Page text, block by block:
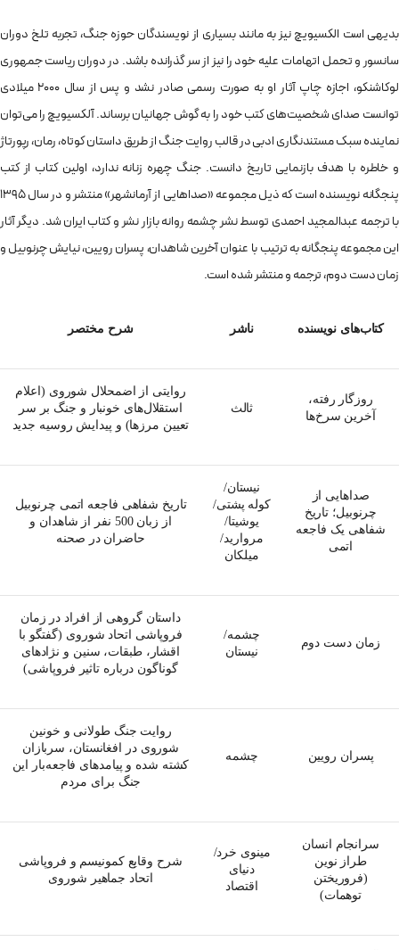
بدیهی است الکسیویچ نیز به مانند بسیاری از نویسندگان حوزه جنگ، تجربه تلخ دوران
سانسور و تحمل اتهامات علیه خود را نیز از سر گذرانده باشد. در دوران ریاست جمهوری
لوکاشنکو، اجازه چاپ آثار او به صورت رسمی صادر نشد و پس از سال ۲۰۰۰ میلادی
توانست صدای شخصیت‌های کتب خود را به گوش جهانیان برساند. آلکسیویچ را می‌توان
نماینده سبک مستندنگاری ادبی در قالب روایت جنگ از طریق داستان کوتاه، رمان، رپورتاژ
و خاطره با هدف بازنمایی تاریخ دانست. جنگ چهره زنانه ندارد، اولین کتاب از کتب
پنجگانه نویسنده است که ذیل مجموعه «صداهایی از آرمانشهر» منتشر و در سال ۱۳۹۵
با ترجمه عبدالمجید احمدی توسط نشر چشمه روانه بازار نشر و کتاب ایران شد. دیگر آثار
این مجموعه پنجگانه به ترتیب با عنوان آخرین شاهدان، پسران رویین، نیایش چرنوبیل و
زمان دست دوم، ترجمه و منتشر شده است.
کتاب‌های نویسنده ناشر شرح مختصر
روزگار رفته،
آخرین سرخ‌ها
ثالث
روایتی از اضمحلال شوروی (اعلام
استقلال‌های خونبار و جنگ بر سر
تعیین مرزها) و پیدایش روسیه جدید
صداهایی از
چرنوبیل؛ تاریخ
شفاهی یک فاجعه
اتمی
نیستان/
کوله پشتی/
یوشیتا/
مروارید/
میلکان
تاریخ شفاهی فاجعه اتمی چرنوبیل
از زبان 500 نفر از شاهدان و
حاضران در صحنه
زمان دست دوم
چشمه/
نیستان
داستان گروهی از افراد در زمان
فروپاشی اتحاد شوروی (گفتگو با
اقشار، طبقات، سنین و نژادهای
گوناگون درباره تاثیر فروپاشی)
پسران رویین چشمه
روایت جنگ طولانی و خونین
شوروی در افغانستان، سربازان
کشته شده و پیامدهای فاجعه‌بار این
جنگ برای مردم
سرانجام انسان
طراز نوین
(فروریختن
توهمات)
مینوی خرد/
دنیای
اقتصاد
شرح وقایع کمونیسم و فروپاشی
اتحاد جماهیر شوروی